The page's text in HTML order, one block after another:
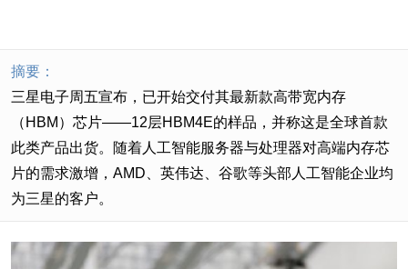
摘要：
三星电子周五宣布，已开始交付其最新款高带宽内存
（HBM）芯片——12层HBM4E的样品，并称这是全球首款
此类产品出货。随着人工智能服务器与处理器对高端内存芯
片的需求激增，AMD、英伟达、谷歌等头部人工智能企业均
为三星的客户。